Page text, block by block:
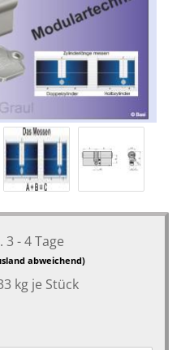
3 - 4 Tage
abweichend)
kg je Stück